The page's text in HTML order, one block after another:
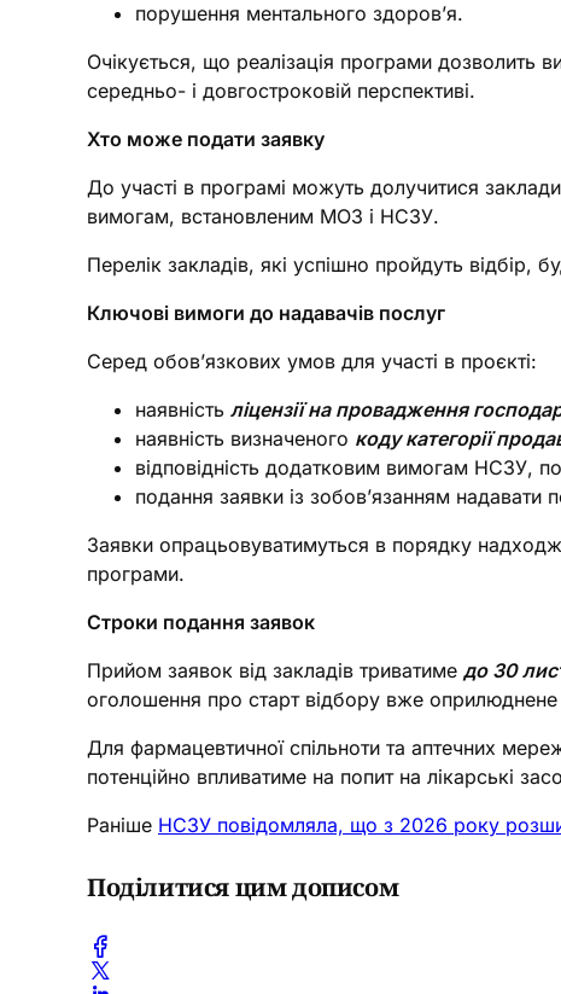
порушення ментального здоров’я.
Очікується, що реалізація програми дозволить
середньо- і довгостроковій перспективі.
Хто може подати заявку
До участі в програмі можуть долучитися
вимогам, встановленим МОЗ і НСЗУ.
Перелік закладів, які успішно пройдуть
Ключові вимоги до надавачів послуг
Серед обов’язкових умов для участі в проєкті:
наявність ліцензії на провадження
наявність визначеного коду категорії
відповідність додатковим вимогам НСЗУ,
подання заявки із зобов’язанням надавати
Заявки опрацьовуватимуться в порядку
програми.
Строки подання заявок
Прийом заявок від закладів триватиме до 30
оголошення про старт відбору вже
Для фармацевтичної спільноти та аптечних
потенційно впливатиме на попит на лікарські
Раніше НСЗУ повідомляла, що з 2026 року
Поділитися цим дописом